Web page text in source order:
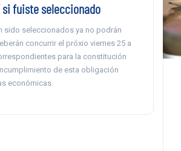
si fuiste seleccionado
sido seleccionados ya no podrán
concurrir el próxio viernes 25 a
para la constitución
de esta obligación
económicas.